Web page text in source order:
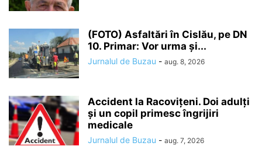
(FOTO) Asfaltări în Cislău, pe DN
10. Primar: Vor urma și...
Jurnalul de Buzau - aug. 8, 2026
Accident la Racovițeni. Doi adulți
și un copil primesc îngrijiri
medicale
Jurnalul de Buzau - aug. 7, 2026